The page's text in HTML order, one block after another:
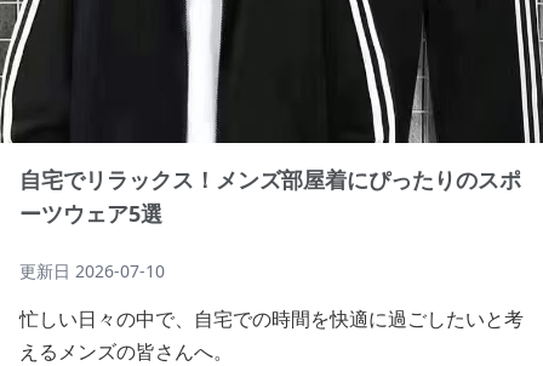
自宅でリラックス！メンズ部屋着にぴったりのスポ
ーツウェア5選
更新日 2026-07-10
忙しい日々の中で、自宅での時間を快適に過ごしたいと考
えるメンズの皆さんへ。